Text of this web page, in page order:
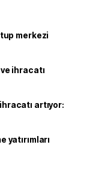
merkezi
ihracatı
artıyor: